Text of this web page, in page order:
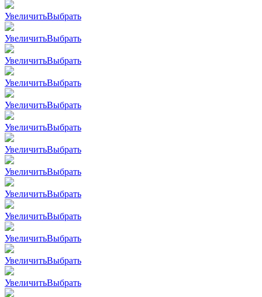
УвеличитьВыбрать
УвеличитьВыбрать
УвеличитьВыбрать
УвеличитьВыбрать
УвеличитьВыбрать
УвеличитьВыбрать
УвеличитьВыбрать
УвеличитьВыбрать
УвеличитьВыбрать
УвеличитьВыбрать
УвеличитьВыбрать
УвеличитьВыбрать
УвеличитьВыбрать